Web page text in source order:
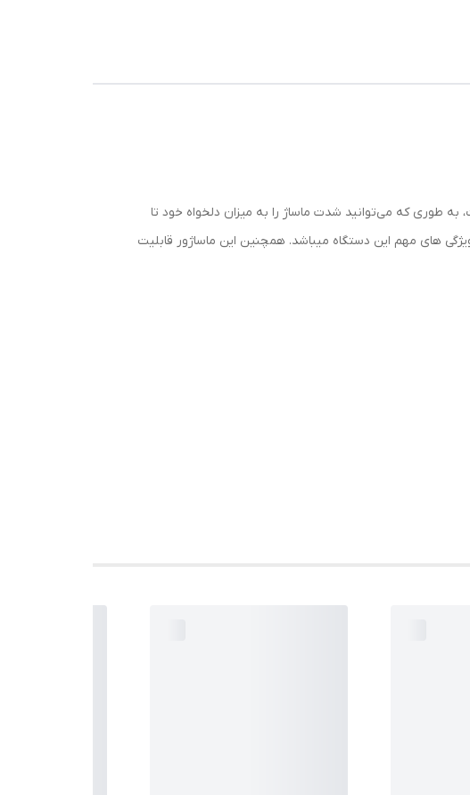
است، به طوری که می‌توانید شدت ماساژ را به میزان دلخواه خود تا
های مهم این دستگاه میباشد. همچنین این ماساژور قابلیت